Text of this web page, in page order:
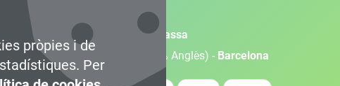
pròpies i de
Per
de Videojocs -Terrassa
de Videojocs (100% Anglès) - Barcelona